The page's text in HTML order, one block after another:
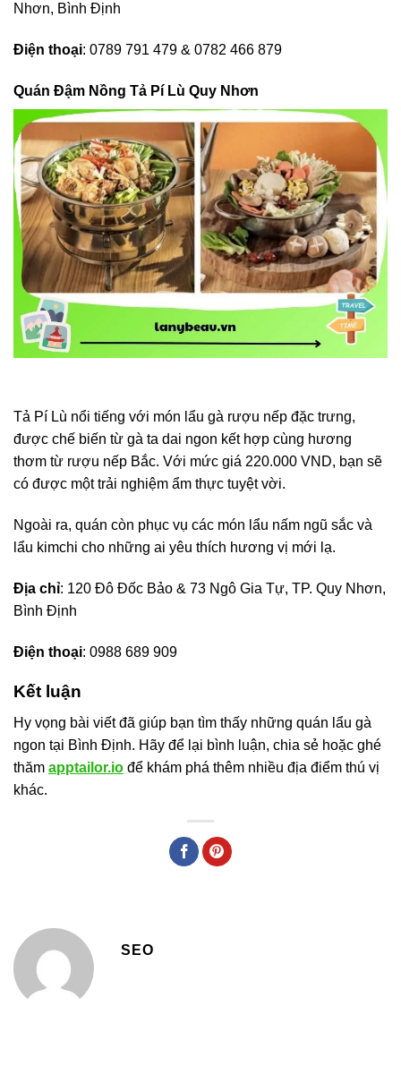
Nhơn, Bình Định
Điện thoại: 0789 791 479 & 0782 466 879
Quán Đậm Nồng Tả Pí Lù Quy Nhơn
Tả Pí Lù nổi tiếng với món lẩu gà rượu nếp đặc trưng,
được chế biến từ gà ta dai ngon kết hợp cùng hương
thơm từ rượu nếp Bắc. Với mức giá 220.000 VND, bạn sẽ
có được một trải nghiệm ẩm thực tuyệt vời.
Ngoài ra, quán còn phục vụ các món lẩu nấm ngũ sắc và
lẩu kimchi cho những ai yêu thích hương vị mới lạ.
Địa chỉ: 120 Đô Đốc Bảo & 73 Ngô Gia Tự, TP. Quy Nhơn,
Bình Định
Điện thoại: 0988 689 909
Kết luận
Hy vọng bài viết đã giúp bạn tìm thấy những quán lẩu gà
ngon tại Bình Định. Hãy để lại bình luận, chia sẻ hoặc ghé
thăm apptailor.io để khám phá thêm nhiều địa điểm thú vị
khác.
SEO